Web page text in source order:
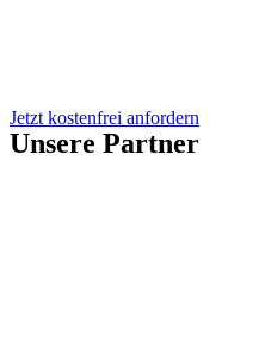
Jetzt kostenfrei anfordern
Unsere Partner